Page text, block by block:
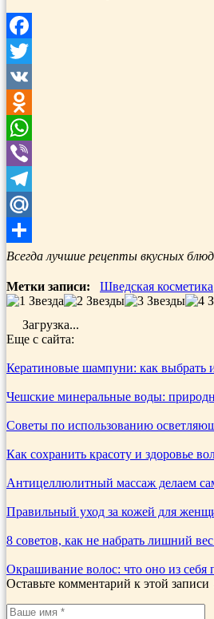
Facebook
Twitter
VK
Odnoklassniki
WhatsApp
Viber
Telegram
Mail.Ru
Отправить
Всегда лучшие рецепты вкусных
Метки записи:
Шведская косметика
Загрузка...
Еще с сайта:
Кератиновые шампуни: как выбрать
Чешские минеральные воды:
Советы по использованию
Как сохранить красоту и здоровье
Антицеллюлитный массаж делаем
Правильный уход за кожей для
8 советов, как не набрать лишний
Окрашивание волос: что оно из себя
Оставьте комментарий к этой записи